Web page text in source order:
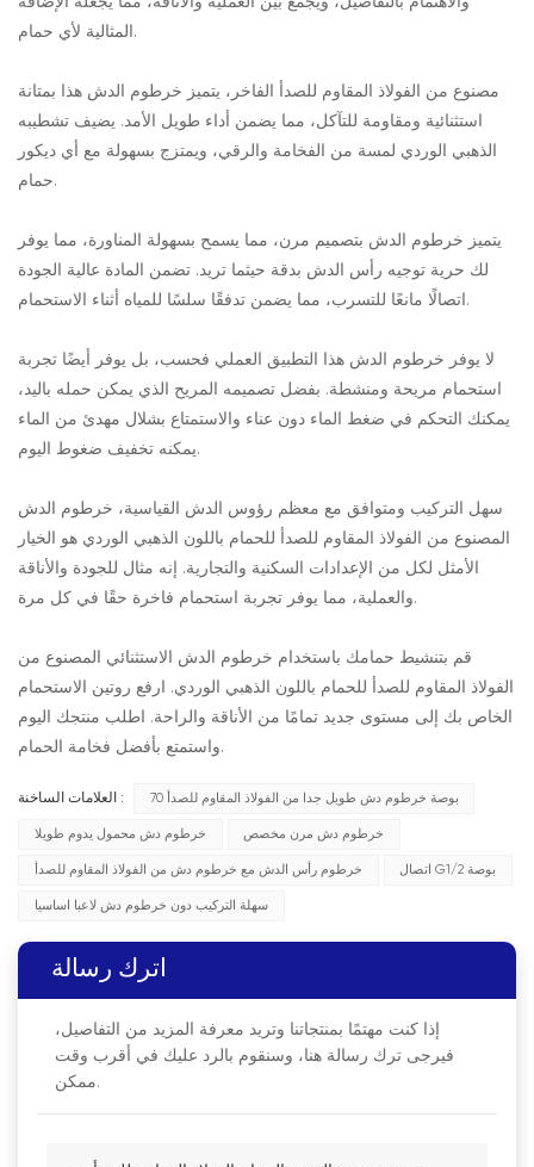
المثالية لأي حمام.
مصنوع من الفولاذ المقاوم للصدأ الفاخر، يتميز خرطوم الدش هذا بمتانة
استثنائية ومقاومة للتآكل، مما يضمن أداء طويل الأمد. يضيف تشطيبه
الذهبي الوردي لمسة من الفخامة والرقي، ويمتزج بسهولة مع أي ديكور
حمام.
يتميز خرطوم الدش بتصميم مرن، مما يسمح بسهولة المناورة، مما يوفر
لك حرية توجيه رأس الدش بدقة حيثما تريد. تضمن المادة عالية الجودة
اتصالًا مانعًا للتسرب، مما يضمن تدفقًا سلسًا للمياه أثناء الاستحمام.
لا يوفر خرطوم الدش هذا التطبيق العملي فحسب، بل يوفر أيضًا تجربة
استحمام مريحة ومنشطة. بفضل تصميمه المريح الذي يمكن حمله باليد،
يمكنك التحكم في ضغط الماء دون عناء والاستمتاع بشلال مهدئ من الماء
يمكنه تخفيف ضغوط اليوم.
سهل التركيب ومتوافق مع معظم رؤوس الدش القياسية، خرطوم الدش
المصنوع من الفولاذ المقاوم للصدأ للحمام باللون الذهبي الوردي هو الخيار
الأمثل لكل من الإعدادات السكنية والتجارية. إنه مثال للجودة والأناقة
والعملية، مما يوفر تجربة استحمام فاخرة حقًا في كل مرة.
قم بتنشيط حمامك باستخدام خرطوم الدش الاستثنائي المصنوع من
الفولاذ المقاوم للصدأ للحمام باللون الذهبي الوردي. ارفع روتين الاستحمام
الخاص بك إلى مستوى جديد تمامًا من الأناقة والراحة. اطلب منتجك اليوم
واستمتع بأفضل فخامة الحمام.
العلامات الساخنة : 70 بوصة خرطوم دش طويل جدا من الفولاذ المقاوم للصدأ
خرطوم دش محمول يدوم طويلا خرطوم دش مرن مخصص
خرطوم رأس الدش مع خرطوم دش من الفولاذ المقاوم للصدأ اتصال G1/2 بوصة
سهلة التركيب دون خرطوم دش لاعبا اساسيا
اترك رسالة
إذا كنت مهتمًا بمنتجاتنا وتريد معرفة المزيد من التفاصيل،
فيرجى ترك رسالة هنا، وسنقوم بالرد عليك في أقرب وقت
ممكن.